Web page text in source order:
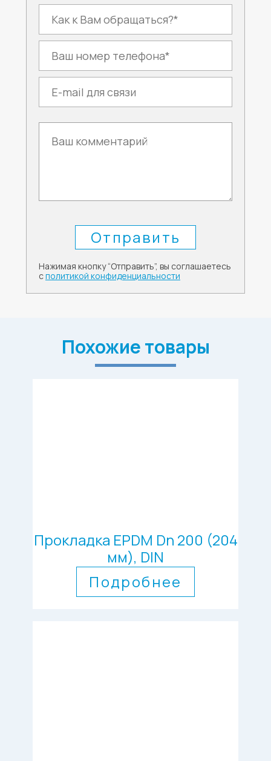
Нажимая кнопку “Отправить”, вы соглашаетесь
сполитикой конфиденциальности
Похожие товары
Прокладка EPDM Dn 200 (204
мм), DIN
Подробнее